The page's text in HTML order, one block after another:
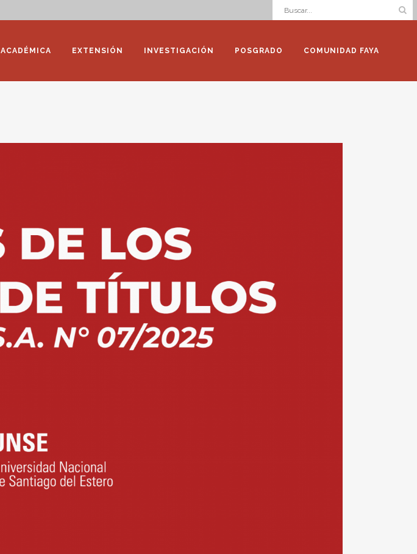
ACADÉMICA EXTENSIÓN INVESTIGACIÓN POSGRADO COMUNIDAD FAYA